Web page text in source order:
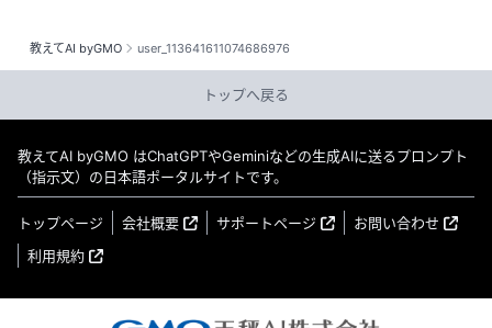
教えてAI byGMO user_113641611074686976
トップへ戻る
教えてAI byGMO はChatGPTやGeminiなどの生成AIに送るプロンプト
（指示文）の日本語ポータルサイトです。
トップページ 会社概要 サポートページ
お問い合わせ
利用規約